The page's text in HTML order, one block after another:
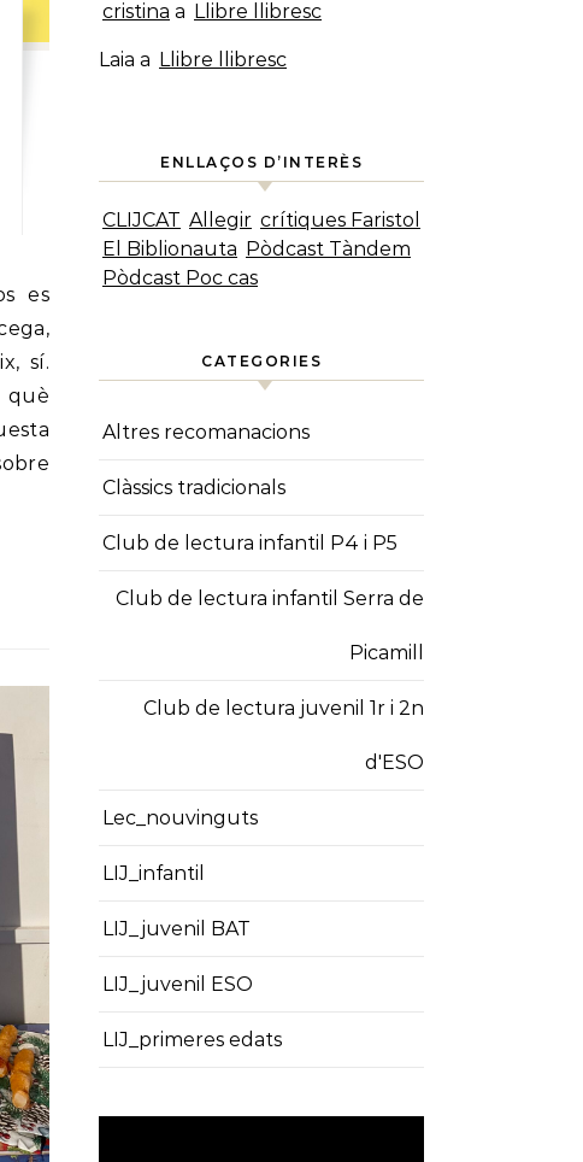
sí.
què
cristina a Llibre llibresc
Laia a Llibre llibresc
ENLLAÇOS D’INTERÈS
CLIJCAT Allegir crítiques Faristol
El Biblionauta Pòdcast Tàndem
Pòdcast Poc cas
CATEGORIES
Altres recomanacions
Clàssics tradicionals
Club de lectura infantil P4 i P5
Club de lectura infantil Serra de
Picamill
Club de lectura juvenil 1r i 2n
d'ESO
Lec_nouvinguts
LIJ_infantil
LIJ_juvenil BAT
LIJ_juvenil ESO
LIJ_primeres edats